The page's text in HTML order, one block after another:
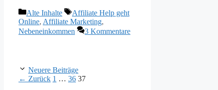
Kategorien
Alte Inhalte Schlagwörter
Affiliate Help geht
Online, Affiliate Marketing,
Nebeneinkommen
3 Kommentare
Neuere Beiträge
← Zurück Seite
1 … Seite
36 Seite
37